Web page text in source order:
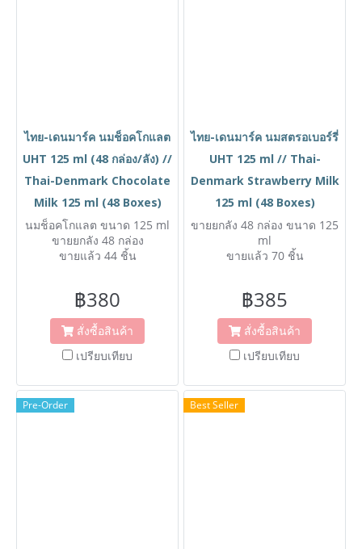
ไทย-เดนมาร์ค นมช็อคโกแลต
UHT 125 ml (48 กล่อง/ลัง) //
Thai-Denmark Chocolate
Milk 125 ml (48 Boxes)
นมช็อคโกแลต ขนาด 125 ml
ขายยกลัง 48 กล่อง
ขายแล้ว 44 ชิ้น
฿380
สั่งซื้อสินค้า
เปรียบเทียบ
ไทย-เดนมาร์ค นมสตรอเบอร์รี่
UHT 125 ml // Thai-
Denmark Strawberry Milk
125 ml (48 Boxes)
ขายยกลัง 48 กล่อง ขนาด 125
ml
ขายแล้ว 70 ชิ้น
฿385
สั่งซื้อสินค้า
เปรียบเทียบ
Pre-Order Best Seller